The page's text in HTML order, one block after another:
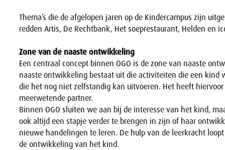
Thema’s die de afgelopen jaren op de Kindercampus zijn
redden Artis, De Rechtbank, Het soeprestaurant, Helden en
Zone van de naaste ontwikkeling
Een centraal concept binnen OGO is de zone van naaste
naaste ontwikkeling bestaat uit die activiteiten die een kind
die het nog niet zelfstandig kan uitvoeren. Het heeft
meerwetende partner.
Binnen OGO sluiten we aan bij de interesse van het kind,
ook altijd een stapje verder te brengen in zijn of haar
nieuwe handelingen te leren. De hulp van de leerkracht
de ontwikkeling van het kind.